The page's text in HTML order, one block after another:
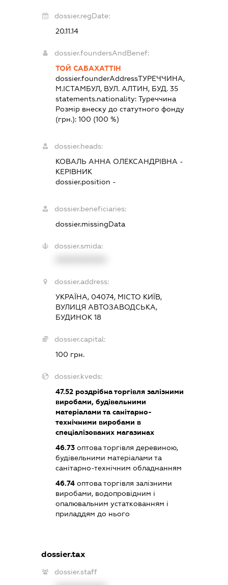
dossier.regDate:
20.11.14
dossier.foundersAndBenef:
ТОЙ САБАХАТТІН
dossier.founderAddressТУРЕЧЧИНА,
М.ІСТАМБУЛ, ВУЛ. АЛТИН, БУД. 35
statements.nationality:Туреччина
Розмір внеску до статутного фонду
(грн.):100 (100 %)
dossier.heads:
КОВАЛЬ АННА ОЛЕКСАНДРІВНА -
КЕРІВНИК
dossier.position -
dossier.beneficiaries:
dossier.missingData
dossier.smida:
dossier.address:
УКРАЇНА, 04074, МІСТО КИЇВ,
ВУЛИЦЯ АВТОЗАВОДСЬКА,
БУДИНОК 18
dossier.capital:
100 грн.
dossier.kveds:
47.52 роздрібна торгівля залізними
виробами, будівельними
матеріалами та санітарно-
технічними виробами в
спеціалізованих магазинах
46.73 оптова торгівля деревиною,
будівельними матеріалами та
санітарно-технічним обладнанням
46.74 оптова торгівля залізними
виробами, водопровідним і
опалювальним устаткованням і
приладдям до нього
dossier.tax
dossier.staff